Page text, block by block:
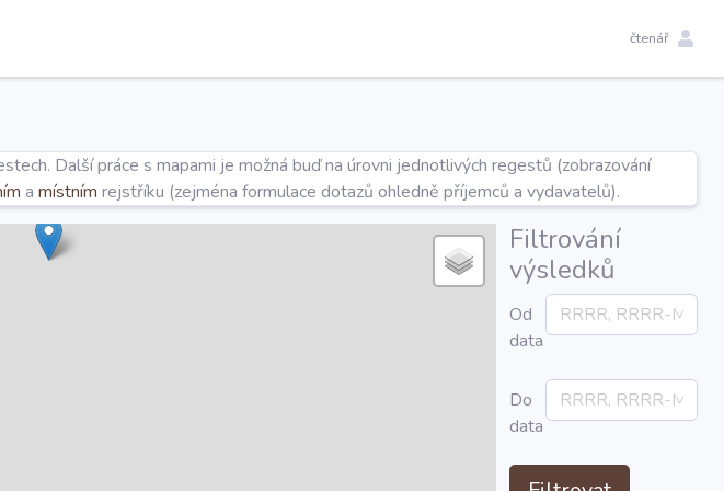
čtenář
Další práce s mapami je možná buď na úrovni jednotlivých regestů (zobrazování
a místním rejstříku (zejména formulace dotazů ohledně příjemců a vydavatelů).
Filtrování
výsledků
Od
data
Do
data